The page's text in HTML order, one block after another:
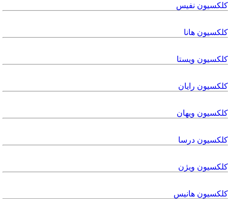
کلکسیون نفیس
کلکسیون هانا
کلکسیون ویستا
کلکسیون رایان
کلکسیون ویهان
کلکسیون درسا
کلکسیون ویژن
کلکسیون هانیس